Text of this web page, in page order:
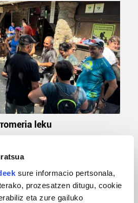
sure informacio pertsonala,
prozesatzen ditugu, cookie
eta zure gailuko
leku